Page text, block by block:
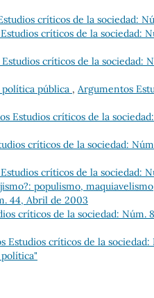
críticos de la sociedad:
críticos de la sociedad:
críticos de la sociedad:
pública , Argumentos
Estudios críticos de la
críticos de la sociedad:
críticos de la sociedad:
populismo,
44, Abril de 2003
críticos de la sociedad: Núm.
Estudios críticos de la